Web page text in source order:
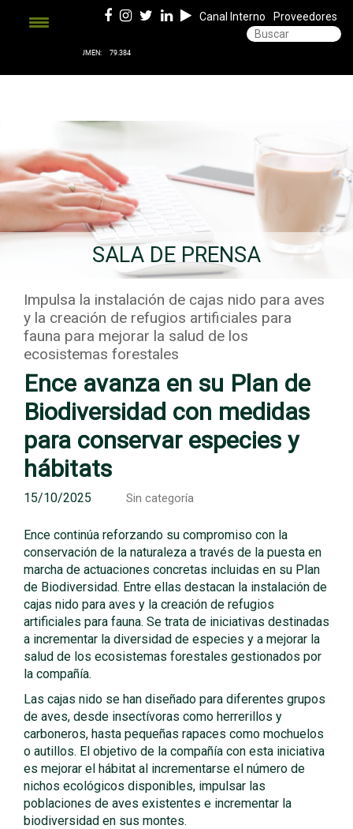
Canal Interno Proveedores
SALA DE PRENSA
Impulsa la instalación de cajas nido para aves
y la creación de refugios artificiales para
fauna para mejorar la salud de los
ecosistemas forestales
Ence avanza en su Plan de
Biodiversidad con medidas
para conservar especies y
hábitats
15/10/2025 Sin categoría
Ence continúa reforzando su compromiso con la
conservación de la naturaleza a través de la puesta en
marcha de actuaciones concretas incluidas en su Plan
de Biodiversidad. Entre ellas destacan la instalación de
cajas nido para aves y la creación de refugios
artificiales para fauna. Se trata de iniciativas destinadas
a incrementar la diversidad de especies y a mejorar la
salud de los ecosistemas forestales gestionados por
la compañía.
Las cajas nido se han diseñado para diferentes grupos
de aves, desde insectívoras como herrerillos y
carboneros, hasta pequeñas rapaces como mochuelos
o autillos. El objetivo de la compañía con esta iniciativa
es mejorar el hábitat al incrementarse el número de
nichos ecológicos disponibles, impulsar las
poblaciones de aves existentes e incrementar la
biodiversidad en sus montes.